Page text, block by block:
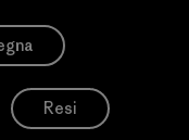
Resi